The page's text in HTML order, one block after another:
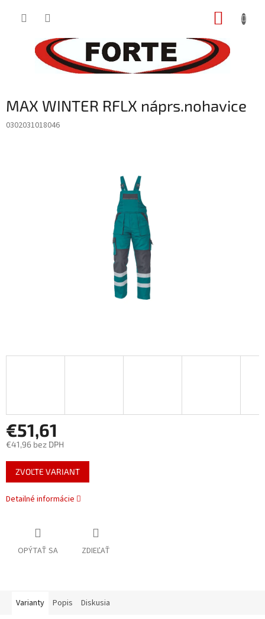
MAX WINTER RFLX náprs.nohavice
0302031018046
€51,61
€41,96 bez DPH
Jednotková
cena:
ZVOĽTE VARIANT
Detailné informácie
OPÝTAŤ SA ZDIEĽAŤ
Varianty Popis Diskusia